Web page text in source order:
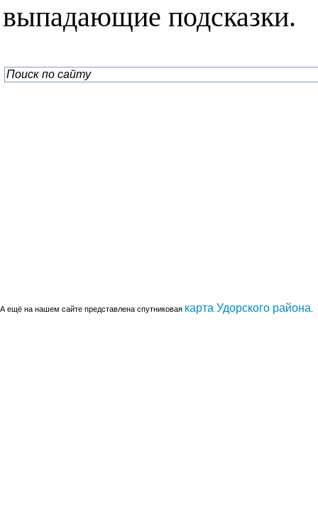
выпадающие подсказки.
А ещё на нашем сайте представлена спутниковая карта Удорского района